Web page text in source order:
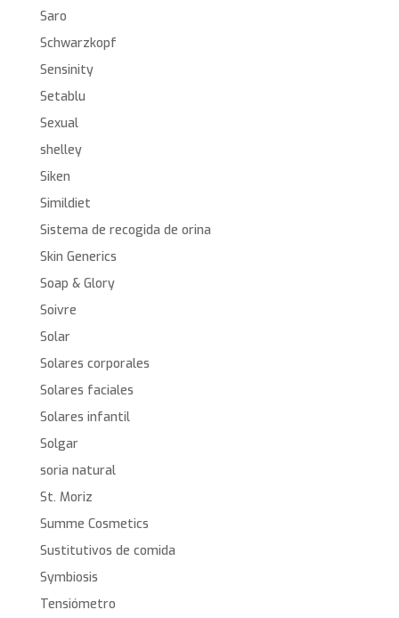
Saro
Schwarzkopf
Sensinity
Setablu
Sexual
shelley
Siken
Simildiet
Sistema de recogida de orina
Skin Generics
Soap & Glory
Soivre
Solar
Solares corporales
Solares faciales
Solares infantil
Solgar
soria natural
St. Moriz
Summe Cosmetics
Sustitutivos de comida
Symbiosis
Tensiómetro